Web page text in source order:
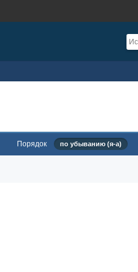
Порядок по убыванию (я-а)